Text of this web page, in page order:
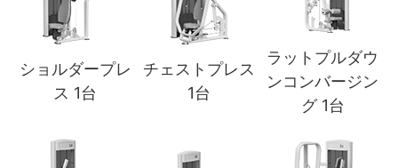
ショルダープレ
ス 1台
チェストプレス
1台
ラットプルダウ
ンコンバージン
グ 1台